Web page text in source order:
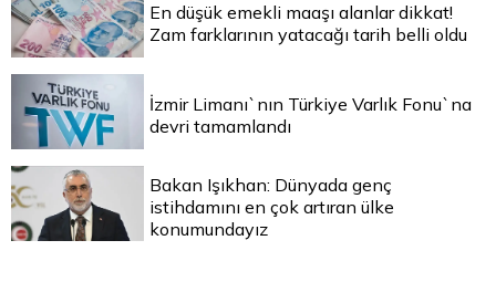
En düşük emekli maaşı alanlar dikkat!
Zam farklarının yatacağı tarih belli oldu
İzmir Limanı`nın Türkiye Varlık Fonu`na
devri tamamlandı
Bakan Işıkhan: Dünyada genç
istihdamını en çok artıran ülke
konumundayız